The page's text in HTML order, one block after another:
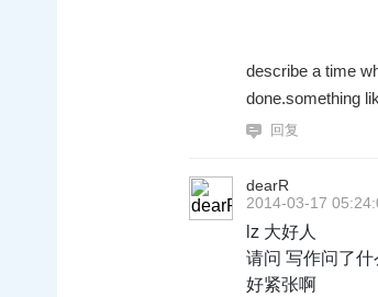
describe a time
done.something
回复
dearR
2014-03-17
lz 大好人
请问 写作问了
好紧张啊